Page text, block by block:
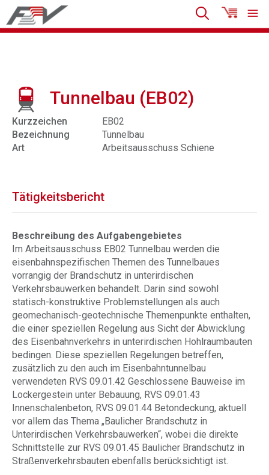
Tunnelbau (EB02)
Kurzzeichen
EB02
Bezeichnung
Tunnelbau
Art
Arbeitsausschuss Schiene
Tätigkeitsbericht
Beschreibung des Aufgabengebietes
Im Arbeitsausschuss EB02 Tunnelbau werden die
eisenbahnspezifischen Themen des Tunnelbaues
vorrangig der Brandschutz in unterirdischen
Verkehrsbauwerken behandelt. Darin sind sowohl
statisch-konstruktive Problemstellungen als auch
geomechanisch-geotechnische Themenpunkte enthalten,
die einer speziellen Regelung aus Sicht der Abwicklung
des Eisenbahnverkehrs in unterirdischen Hohlraumbauten
bedingen. Diese speziellen Regelungen betreffen,
zusätzlich zu den auch im Eisenbahntunnelbau
verwendeten RVS 09.01.42 Geschlossene Bauweise im
Lockergestein unter Bebauung, RVS 09.01.43
Innenschalenbeton, RVS 09.01.44 Betondeckung, aktuell
vor allem das Thema „Baulicher Brandschutz in
Unterirdischen Verkehrsbauwerken“, wobei die direkte
Schnittstelle zur RVS 09.01.45 Baulicher Brandschutz in
Straßenverkehrsbauten ebenfalls berücksichtigt ist.